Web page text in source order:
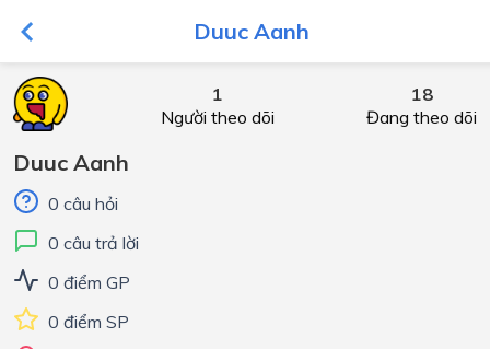
Duuc Aanh
1
Người theo dõi
18
Đang theo dõi
Duuc Aanh
0 câu hỏi
0 câu trả lời
0 điểm GP
0 điểm SP